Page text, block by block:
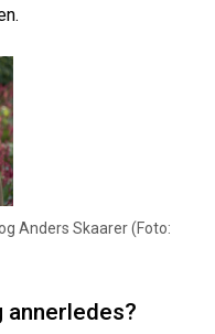
Anders Skaarer (Foto: